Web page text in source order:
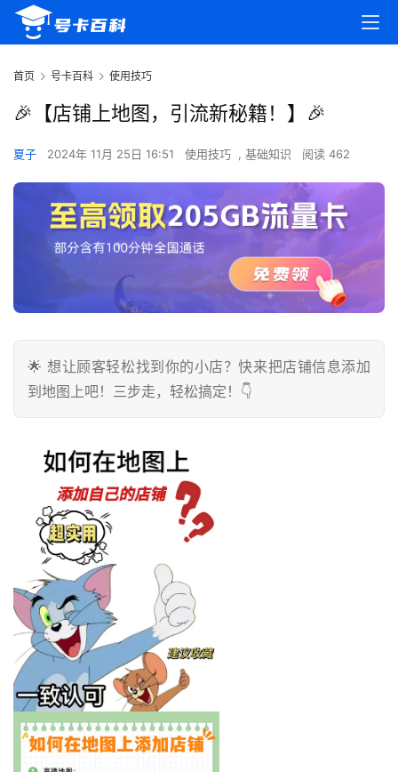
首页 号卡百科 使用技巧
🎉【店铺上地图，引流新秘籍！】🎉
夏子 2024年 11月 25日 16:51 使用技巧 , 基础知识 阅读 462
🌟 想让顾客轻松找到你的小店？快来把店铺信息添加
到地图上吧！三步走，轻松搞定！👇